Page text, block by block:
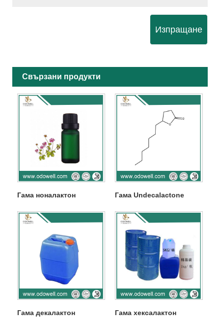
Изпращане
Свързани продукти
Гама ноналактон Гама Undecalactone
Гама декалактон Гама хексалактон